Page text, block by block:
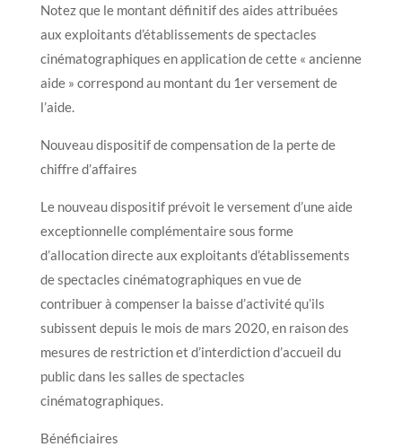
Notez que le montant définitif des aides attribuées
aux exploitants d’établissements de spectacles
cinématographiques en application de cette « ancienne
aide » correspond au montant du 1er versement de
l’aide.
Nouveau dispositif de compensation de la perte de
chiffre d’affaires
Le nouveau dispositif prévoit le versement d’une aide
exceptionnelle complémentaire sous forme
d’allocation directe aux exploitants d’établissements
de spectacles cinématographiques en vue de
contribuer à compenser la baisse d’activité qu’ils
subissent depuis le mois de mars 2020, en raison des
mesures de restriction et d’interdiction d’accueil du
public dans les salles de spectacles
cinématographiques.
Bénéficiaires